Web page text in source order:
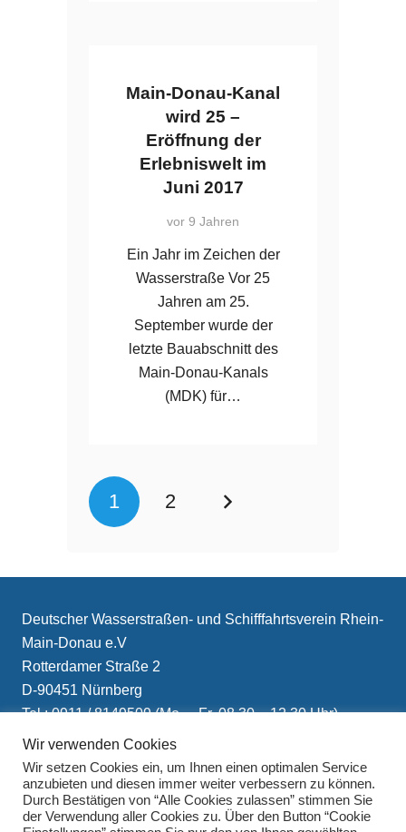
Main-Donau-Kanal
wird 25 –
Eröffnung der
Erlebniswelt im
Juni 2017
vor 9 Jahren
Ein Jahr im Zeichen der
Wasserstraße Vor 25
Jahren am 25.
September wurde der
letzte Bauabschnitt des
Main-Donau-Kanals
(MDK) für…
1 2
Deutscher Wasserstraßen- und Schifffahrtsverein Rhein-
Main-Donau e.V
Rotterdamer Straße 2
D-90451 Nürnberg
Tel.: 0911 / 8149509 (Mo. – Fr. 08.30 – 12.30 Uhr)
E-Mail: info(at)schifffahrtsverein.de
Wir verwenden Cookies
Wir setzen Cookies ein, um Ihnen einen optimalen Service
anzubieten und diesen immer weiter verbessern zu können.
Durch Bestätigen von “Alle Cookies zulassen” stimmen Sie
der Verwendung aller Cookies zu. Über den Button “Cookie